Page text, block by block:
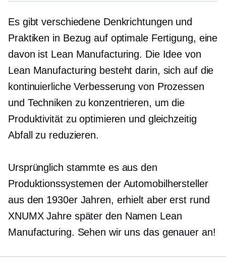
Es gibt verschiedene Denkrichtungen und
Praktiken in Bezug auf optimale Fertigung, eine
davon ist Lean Manufacturing. Die Idee von
Lean Manufacturing besteht darin, sich auf die
kontinuierliche Verbesserung von Prozessen
und Techniken zu konzentrieren, um die
Produktivität zu optimieren und gleichzeitig
Abfall zu reduzieren.
Ursprünglich stammte es aus den
Produktionssystemen der Automobilhersteller
aus den 1930er Jahren, erhielt aber erst rund
XNUMX Jahre später den Namen Lean
Manufacturing. Sehen wir uns das genauer an!